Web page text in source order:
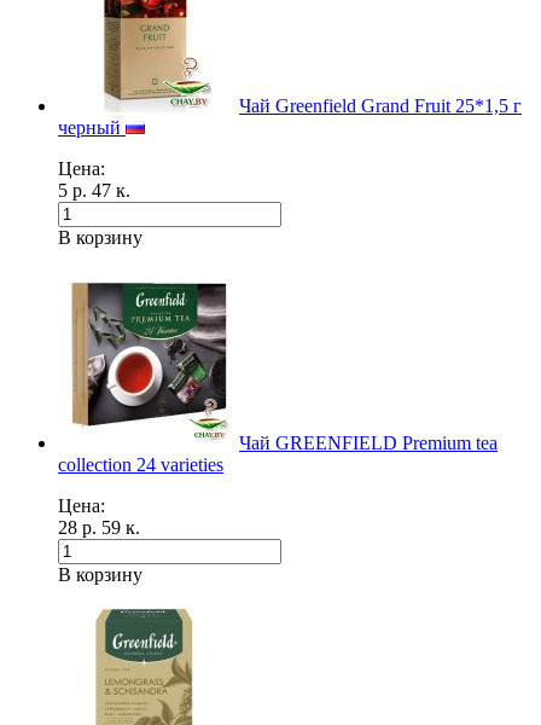
Чай Greenfield Grand Fruit 25*1,5 г
черный
Цена:
5 р. 47 к.
В корзину
Чай GREENFIELD Premium tea
collection 24 varieties
Цена:
28 р. 59 к.
В корзину